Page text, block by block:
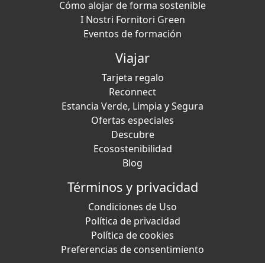
Cómo alojar de forma sostenible
I Nostri Fornitori Green
Eventos de formación
Viajar
Tarjeta regalo
Reconnect
Estancia Verde, Limpia y Segura
Ofertas especiales
Descubre
Ecosostenibilidad
Blog
Términos y privacidad
Condiciones de Uso
Política de privacidad
Política de cookies
Preferencias de consentimiento